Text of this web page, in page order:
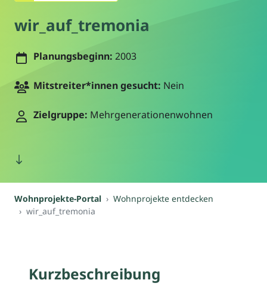
wir_auf_tremonia
Planungsbeginn: 2003
Mitstreiter*innen gesucht: Nein
Zielgruppe: Mehrgenerationenwohnen
Wohnprojekte-Portal
Wohnprojekte entdecken
wir_auf_tremonia
Kurzbeschreibung